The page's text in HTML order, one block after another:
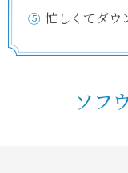
⑤ 忙しくてダウ
ソフ